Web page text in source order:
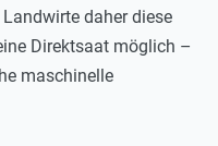
daher diese
Direktsaat möglich –
maschinelle